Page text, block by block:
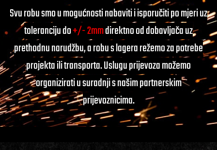
Svu robu smo u mogućnosti nabaviti i isporučiti po mjeri uz
toleranciju do+/- 2mmdirektno od dobavljača uz
prethodnu narudžbu, a robu s lagera režemo za potrebe
projekta ili transporta. Uslugu prijevoza možemo
organizirati u suradnji s našim partnerskim
prijevoznicima.